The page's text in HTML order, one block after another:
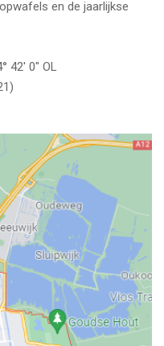
en de jaarlijkse
0″ OL